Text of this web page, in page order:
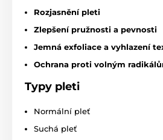
Rozjasnění pleti
Zlepšení pružnosti a pevnosti
Jemná exfoliace a vyhlazení
Ochrana proti volným
Typy pleti
Normální pleť
Suchá pleť